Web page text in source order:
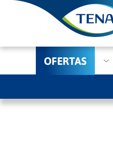
OFERTAS